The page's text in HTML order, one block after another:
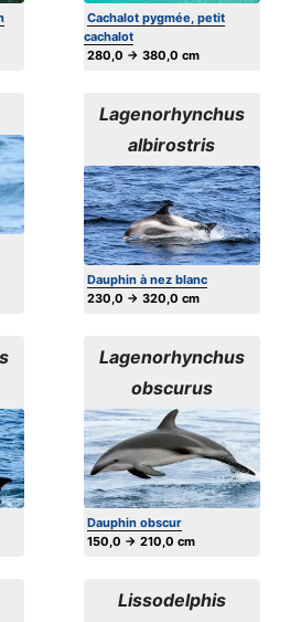
Cachalot pygmée, petit
cachalot
280,0 → 380,0 cm
Lagenorhynchus
albirostris
Dauphin à nez blanc
230,0 → 320,0 cm
Lagenorhynchus
obscurus
Dauphin obscur
150,0 → 210,0 cm
Lissodelphis